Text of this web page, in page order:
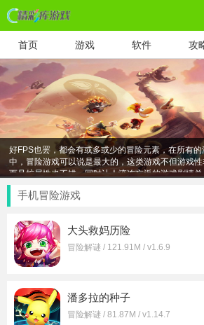
首页 游戏 软件 攻
冒险游戏无疑是众多玩家喜爱的一个游戏类型，不
好FPS也罢，都会有或多或少的冒险元素，在所有的
中，冒险游戏可以说是最大的，这类游戏不但游戏性
而且扩展性也不错，同时让人流连忘返的游戏剧情
人的意志，激发起人的好奇心，小编为大家带来经典
推荐，有兴趣的小伙伴可以下载试玩哦!
手机冒险游戏
大头救妈历险
冒险解谜 / 121.91M / v1.6.9
潘多拉的种子
冒险解谜 / 81.87M / v1.14.7